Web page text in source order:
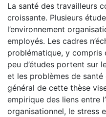
La santé des travailleurs
croissante. Plusieurs
l’environnement
employés. Les cadres
problématique, y compris
peu d’études portent sur
et les problèmes de santé
général de cette thèse
empirique des liens entre
organisationnel, le stress